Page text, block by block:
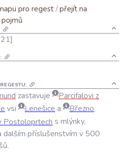
pro regest/přejít na
zastavuje Parcifalovi z
vsi Lenešice a
Březno
Postoloprtech s mlýnky,
dalším příslušenstvím v 500
.